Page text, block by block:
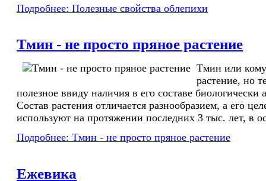
Подробнее: Полезные свойства облепихи
Тмин - не просто пряное растение
Тмин или
растение, но
полезное ввиду наличия в его составе
Состав растения отличается разнообразием, а его
используют на протяжении последних 3 тыс. лет, в
Подробнее: Тмин - не просто пряное растение
Ежевика